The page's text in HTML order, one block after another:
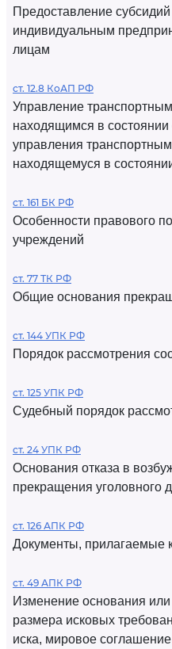
Предоставление
индивидуальным
лицам
ст. 12.8 КоАП РФ
Управление
находящимся в
управления
находящемуся в
ст. 161 БК РФ
Особенности правового
учреждений
ст. 77 ТК РФ
Общие основания
ст. 144 УПК РФ
Порядок рассмотрения
ст. 125 УПК РФ
Судебный порядок
ст. 24 УПК РФ
Основания отказа в
прекращения уголовного
ст. 126 АПК РФ
Документы, прилагаемые
ст. 49 АПК РФ
Изменение основания
размера исковых
иска, мировое соглашение